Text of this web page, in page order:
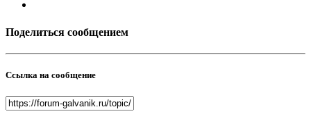
Поделиться сообщением
Ссылка на сообщение